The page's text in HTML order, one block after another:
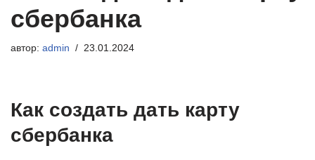
сбербанка
автор: admin 23.01.2024
Как создать дать карту
сбербанка